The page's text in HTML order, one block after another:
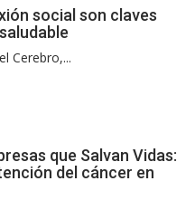
social son claves
Cerebro,...
que Salvan Vidas:
del cáncer en